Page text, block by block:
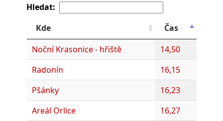
Hledat:
Kde
Čas
Noční Krasonice - hřiště
14,50
Radonín
16,15
Pšánky
16,23
Areál Orlice
16,27